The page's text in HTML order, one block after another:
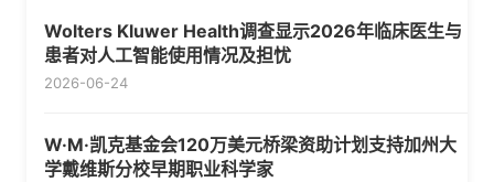
Wolters Kluwer Health调查显示2026年临床医生与
患者对人工智能使用情况及担忧
2026-06-24
W·M·凯克基金会120万美元桥梁资助计划支持加州大
学戴维斯分校早期职业科学家